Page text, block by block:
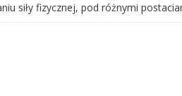
siły fizycznej, pod różnymi